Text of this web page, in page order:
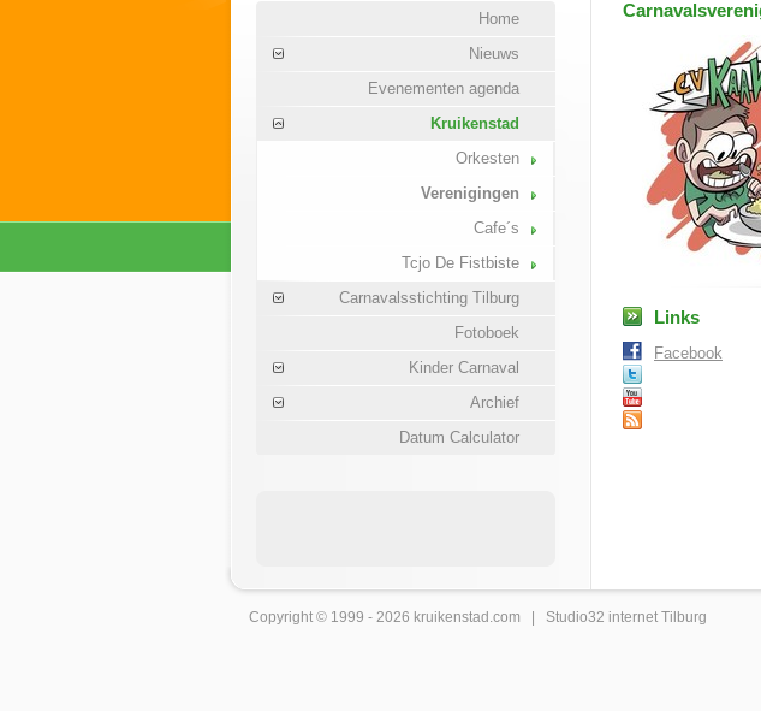
Home
Nieuws
Evenementen agenda
Kruikenstad
Orkesten
Verenigingen
Cafe´s
Tcjo De Fistbiste
Carnavalsstichting Tilburg
Fotoboek
Kinder Carnaval
Archief
Datum Calculator
Links
Facebook
Copyright © 1999 - 2026 kruikenstad .com | Studio32 internet Tilburg